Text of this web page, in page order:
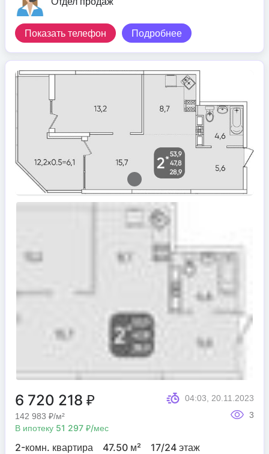
Показать телефон Подробнее
04:03, 20.11.2023
6 720 218 ₽
142 983 ₽/м²
В ипотеку 51 297 ₽/мес
2-комн. квартира 47.50 м² 17/24 этаж
3